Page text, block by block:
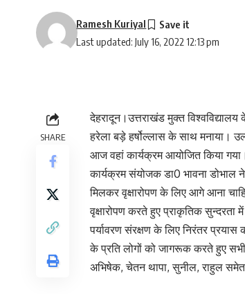
Last updated: July 16, 2022 12:13 pm
Ramesh Kuriyal
SHARE
देहरादून।उत्तराखंड मुक्त विश्वविद्यालय
हरेला बड़े हर्षोल्लास के साथ मनाया।
आज वहां कार्यक्रम आयोजित किया
कार्यक्रम संयोजक डा0 भावना डोभाल
मिलकर वृक्षारोपण के लिए आगे आना
वृक्षारोपण करते हुए प्राकृतिक सुन्दरता
पर्यावरण संरक्षण के लिए निरंतर प्रयास
के प्रति लोगों को जागरूक करते हुए
अभिषेक, चेतन थापा, सुनील, राहुल समेत